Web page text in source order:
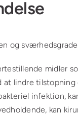
og
midler
lindre tilstopning
infektion,
kan